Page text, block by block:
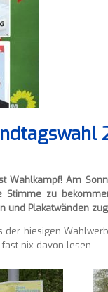
Am
Stimme zu
und Plakatwänden
hiesigen
nix davon lesen…